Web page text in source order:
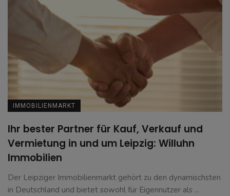
IMMOBILIENMARKT
Ihr bester Partner für Kauf, Verkauf und
Vermietung in und um Leipzig: Willuhn
Immobilien
Der Leipziger Immobilienmarkt gehört zu den dynamischsten
in Deutschland und bietet sowohl für Eigennutzer als ...